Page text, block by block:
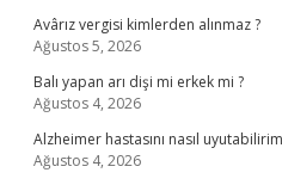
Avârız vergisi kimlerden alınmaz ?
Ağustos 5, 2026
Balı yapan arı dişi mi erkek mi ?
Ağustos 4, 2026
Alzheimer hastasını nasıl
Ağustos 4, 2026